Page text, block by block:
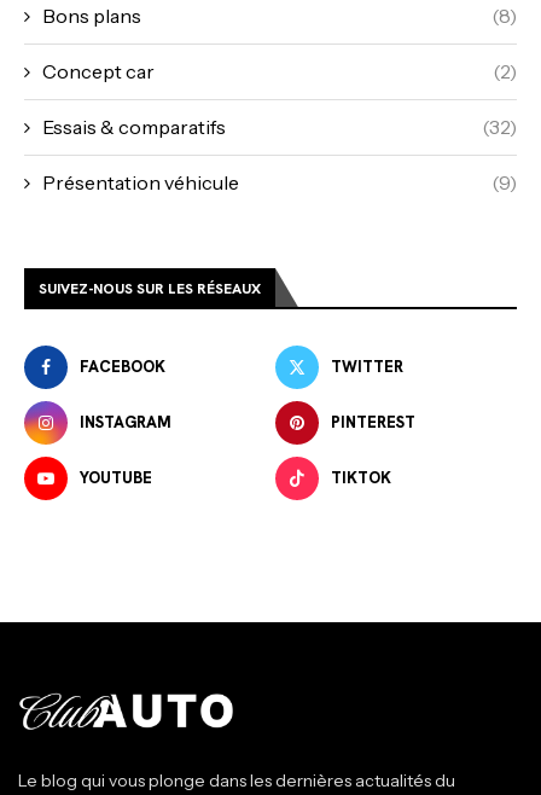
Bons plans (8)
Concept car (2)
Essais & comparatifs (32)
Présentation véhicule (9)
SUIVEZ-NOUS SUR LES RÉSEAUX
FACEBOOK TWITTER
INSTAGRAM PINTEREST
YOUTUBE TIKTOK
Le blog qui vous plonge dans les dernières actualités du